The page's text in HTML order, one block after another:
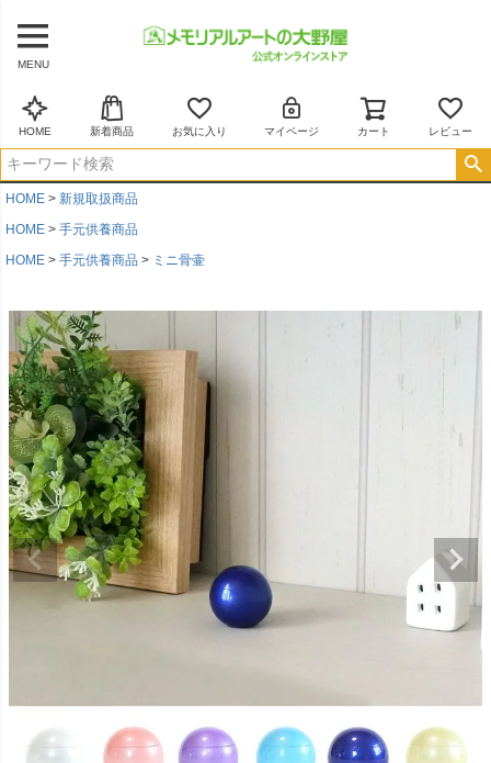
MENU
HOME 新着商品 お気に入り マイページ カート レビュー
HOME
新規取扱商品
HOME
手元供養商品
HOME
手元供養商品 ミニ骨壷